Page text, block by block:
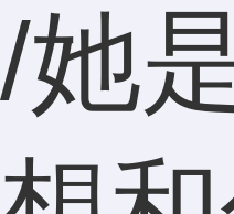
/她